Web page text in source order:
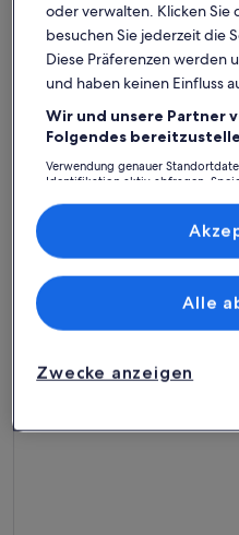
Ferienhaus
Valdengo:
Unterkunft
Weitere Infos zu
oder verwalten. Klicken Sie
besuchen Sie jederzeit die
Diese Präferenzen werden
und haben keinen Einfluss
Wir und unsere Partner
Folgendes
Verwendung genauer
Identifikation aktiv abfragen.
Inhalte, Messung von
Zielgruppenforschung sowie
Liste der Partner
Zwecke anzeigen
Alle